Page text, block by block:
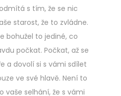
s tím, že se nic
starost, že to zvládne.
bohužel to jediné, co
počkat. Počkat, až se
a dovolí si s vámi sdílet
ve své hlavě. Není to
vaše selhání, že s vámi